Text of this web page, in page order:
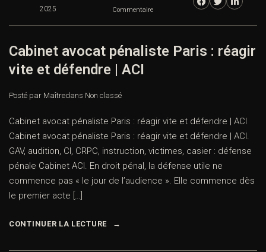
2025 Commentaire
Cabinet avocat pénaliste Paris : réagir
vite et défendre | ACI
Posté par Maîtredans Non classé
Cabinet avocat pénaliste Paris : réagir vite et défendre | ACI
Cabinet avocat pénaliste Paris : réagir vite et défendre | ACI.
GAV, audition, CI, CRPC, instruction, victimes, casier : défense
pénale Cabinet ACI. En droit pénal, la défense utile ne
commence pas « le jour de l’audience ». Elle commence dès
le premier acte […]
CONTINUER LA LECTURE